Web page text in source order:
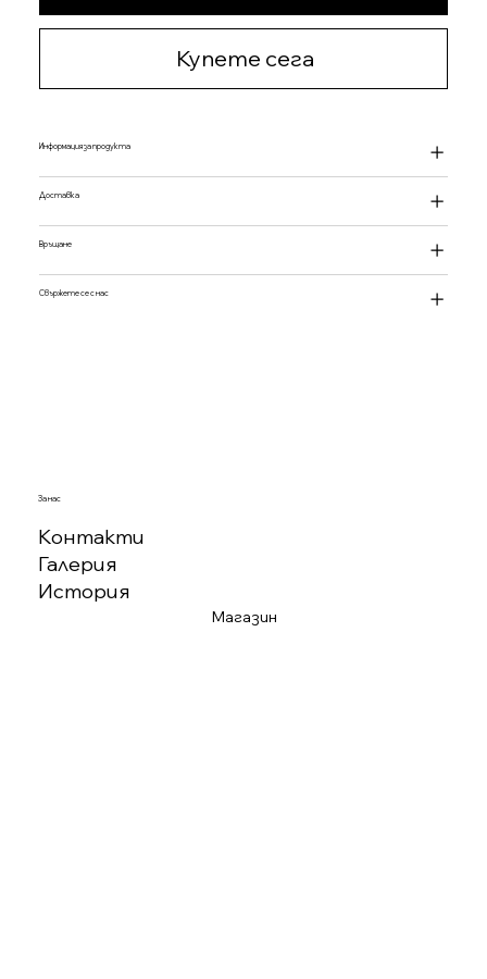
Купете сега
Информация за продукта
Доставка
Връщане
Свържете се с нас
За нас
Контакти
Галерия
История
Магазин